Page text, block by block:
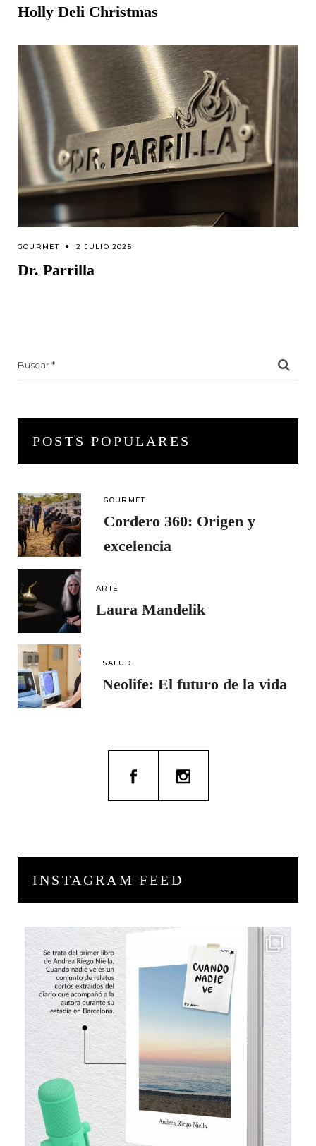
Holly Deli Christmas
GOURMET 2 JULIO 2025
Dr. Parrilla
POSTS POPULARES
GOURMET
Cordero 360: Origen y
excelencia
ARTE
Laura Mandelik
SALUD
Neolife: El futuro de la vida
INSTAGRAM FEED